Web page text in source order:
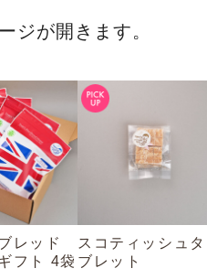
ジが開きます。
レッド
フト 4袋
スコティッシュタ
ブレット